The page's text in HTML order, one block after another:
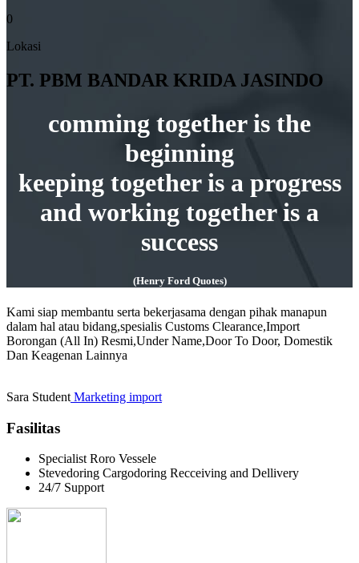
0
Lokasi
PT. PBM BANDAR KRIDA JASINDO
comming together is the
beginning
keeping together is a progress
and working together is a
success
(Henry Ford Quotes)
Kami siap membantu serta bekerjasama dengan pihak manapun
dalam hal atau bidang,spesialis Customs Clearance,Import
Borongan (All In) Resmi,Under Name,Door To Door, Domestik
Dan Keagenan Lainnya
Sara Student Marketing import
Fasilitas
Specialist Roro Vessele
Stevedoring Cargodoring Recceiving and Dellivery
24/7 Support